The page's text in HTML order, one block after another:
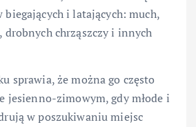
biegających i latających: much,
drobnych chrząszczy i innych
sprawia, że można go często
jesienno-zimowym, gdy młode i
w poszukiwaniu miejsc